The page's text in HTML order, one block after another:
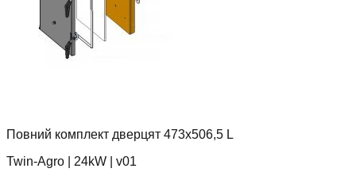
Повний комплект дверцят 473x506,5 L
Twin-Agro
24kW
v01